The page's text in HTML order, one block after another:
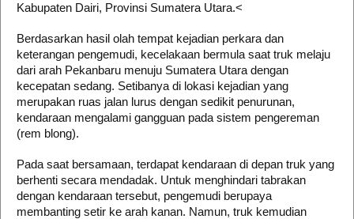
Kabupaten Dairi, Provinsi Sumatera Utara.<
Berdasarkan hasil olah tempat kejadian perkara dan
keterangan pengemudi, kecelakaan bermula saat truk melaju
dari arah Pekanbaru menuju Sumatera Utara dengan
kecepatan sedang. Setibanya di lokasi kejadian yang
merupakan ruas jalan lurus dengan sedikit penurunan,
kendaraan mengalami gangguan pada sistem pengereman
(rem blong).
Pada saat bersamaan, terdapat kendaraan di depan truk yang
berhenti secara mendadak. Untuk menghindari tabrakan
dengan kendaraan tersebut, pengemudi berupaya
membanting setir ke arah kanan. Namun, truk kemudian